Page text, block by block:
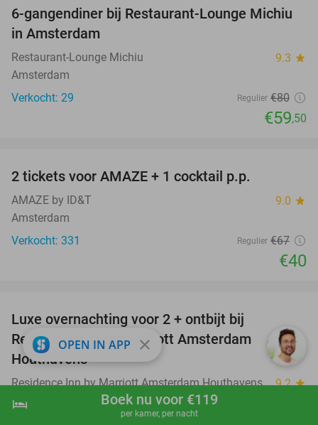
shopping_cart Boek nu
hotel Boek nu voor €119
per kamer, per nacht
26%
6-gangendiner bij Restaurant-Lounge Michiu
in Amsterdam
Restaurant-Lounge Michiu 9.3 star
Amsterdam
Verkocht: 29
Regulier €80
€59,50
2 tickets voor AMAZE + 1 cocktail p.p.
AMAZE by ID&T 9.0 star
Amsterdam
Verkocht: 331
Regulier €67
€40
43%
Luxe overnachting voor 2 + ontbijt bij
Residence Inn by Marriott Amsterdam
Houthavens
Residence Inn by Marriott Amsterdam Houthavens 9.2star
Amsterdam
OPEN IN APP close